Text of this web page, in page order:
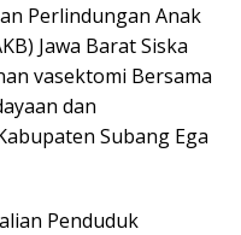
Perlindungan Anak
Jawa Barat Siska
vasektomi Bersama
dan
Subang Ega
Penduduk